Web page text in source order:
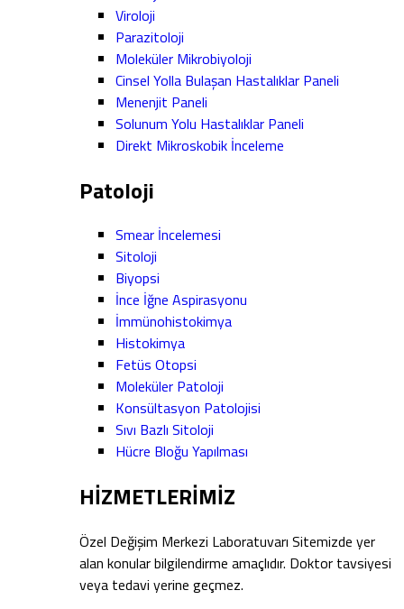
Viroloji
Parazitoloji
Moleküler Mikrobiyoloji
Cinsel Yolla Bulaşan Hastalıklar Paneli
Menenjit Paneli
Solunum Yolu Hastalıklar Paneli
Direkt Mikroskobik İnceleme
Patoloji
Smear İncelemesi
Sitoloji
Biyopsi
İnce İğne Aspirasyonu
İmmünohistokimya
Histokimya
Fetüs Otopsi
Moleküler Patoloji
Konsültasyon Patolojisi
Sıvı Bazlı Sitoloji
Hücre Bloğu Yapılması
HİZMETLERİMİZ
Özel Değişim Merkezi Laboratuvarı Sitemizde yer
alan konular bilgilendirme amaçlıdır. Doktor tavsiyesi
veya tedavi yerine geçmez.